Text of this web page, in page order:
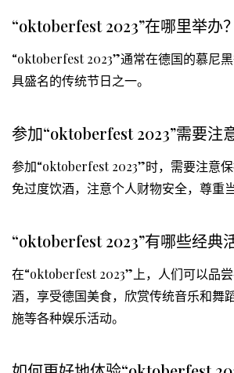
“oktoberfest 2023”在哪里举办？
“oktoberfest 2023”通常在德国的慕尼
具盛名的传统节日之一。
参加“oktoberfest 2023”需要注
参加“oktoberfest 2023”时，需要注意
免过度饮酒，注意个人财物安全，尊重
“oktoberfest 2023”有哪些经典
在“oktoberfest 2023”上，人们可以品
酒，享受德国美食，欣赏传统音乐和舞
施等各种娱乐活动。